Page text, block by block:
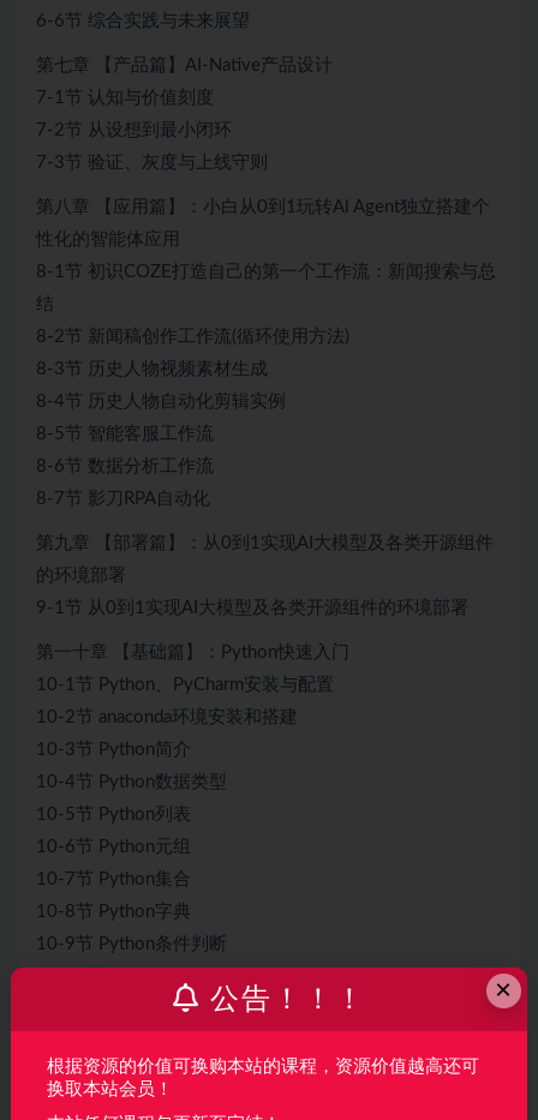
6-6节 综合实践与未来展望
第七章 【产品篇】AI-Native产品设计
7-1节 认知与价值刻度
7-2节 从设想到最小闭环
7-3节 验证、灰度与上线守则
第八章 【应用篇】：小白从0到1玩转Al Agent独立搭建个
性化的智能体应用
8-1节 初识COZE打造自己的第一个工作流：新闻搜索与总
结
8-2节 新闻稿创作工作流(循环使用方法)
8-3节 历史人物视频素材生成
8-4节 历史人物自动化剪辑实例
8-5节 智能客服工作流
8-6节 数据分析工作流
8-7节 影刀RPA自动化
第九章 【部署篇】：从0到1实现AI大模型及各类开源组件
的环境部署
9-1节 从0到1实现AI大模型及各类开源组件的环境部署
第一十章 【基础篇】：Python快速入门
10-1节 Python、PyCharm安装与配置
10-2节 anaconda环境安装和搭建
10-3节 Python简介
10-4节 Python数据类型
10-5节 Python列表
10-6节 Python元组
10-7节 Python集合
10-8节 Python字典
10-9节 Python条件判断
10-11节 Python函数定义和调用
10-13节 递归和Lambda函数
×
公告！！！
根据资源的价值可换购本站的课程，资源价值越高还可
换取本站会员！